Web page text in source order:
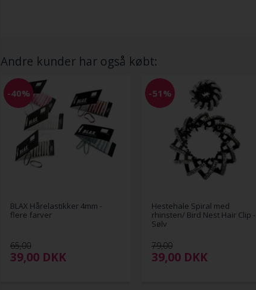
Andre kunder har også købt:
-40%
BLAX Hårelastikker 4mm -
flere farver
65,00
39,00 DKK
-51%
Hestehale Spiral med
rhinsten/ Bird Nest Hair Clip -
Sølv
79,00
39,00 DKK